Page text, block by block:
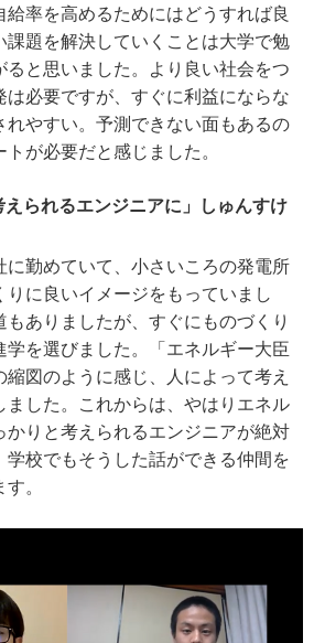
率を高めるためにはどうすれば良
課題を解決していくことは大学で勉
ると思いました。より良い社会をつ
は必要ですが、すぐに利益にならな
れやすい。予測できない面もあるの
が必要だと感じました。
えられるエンジニアに」しゅんすけ
勤めていて、小さいころの発電所
に良いイメージをもっていまし
ありましたが、すぐにものづくり
学を選びました。「エネルギー大臣
図のように感じ、人によって考え
ました。これからは、やはりエネル
かりと考えられるエンジニアが絶対
学校でもそうした話ができる仲間を
。